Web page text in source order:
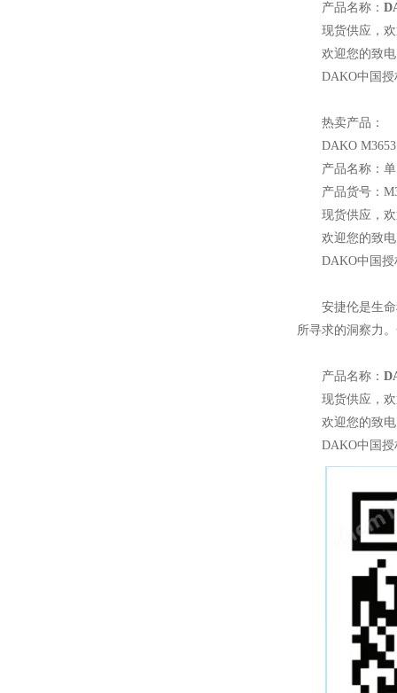
产品名称：
现货供应，
欢迎您的
DAKO中国
热卖产品：
DAKO
产品名称：
产品货号：
现货供应，
欢迎您的
DAKO中国
安捷伦是生
所寻求的洞察力
产品名称：
现货供应，
欢迎您的
DAKO中国